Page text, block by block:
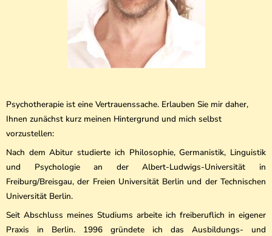
Psychotherapie ist eine Vertrauenssache. Erlauben Sie mir daher,
Ihnen zunächst kurz meinen Hintergrund und mich selbst
vorzustellen:
Nach dem Abitur studierte ich Philosophie, Germanistik, Linguistik
und Psychologie an der Albert-Ludwigs-Universität in
Freiburg/Breisgau, der Freien Universität Berlin und der Technischen
Universität Berlin.
Seit Abschluss meines Studiums arbeite ich freiberuflich in eigener
Praxis in Berlin. 1996 gründete ich das Ausbildungs- und